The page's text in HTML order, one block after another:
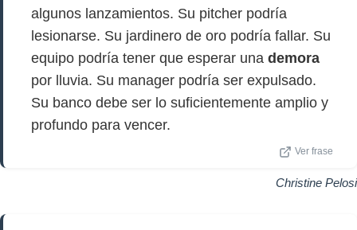
algunos lanzamientos. Su pitcher podría
lesionarse. Su jardinero de oro podría fallar. Su
equipo podría tener que esperar una demora
por lluvia. Su manager podría ser expulsado.
Su banco debe ser lo suficientemente amplio y
profundo para vencer.
Ver frase
Christine Pelosi